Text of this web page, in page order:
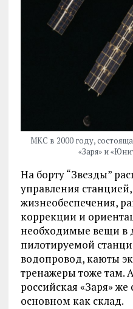
МКС в 2000 году,
«Заря» и
На борту “Звезды”
управления
жизнеобеспечения,
коррекции и
необходимые вещи в
пилотируемой
водопровод, каюты
тренажеры тоже там.
российская «Заря» же
основном как склад.